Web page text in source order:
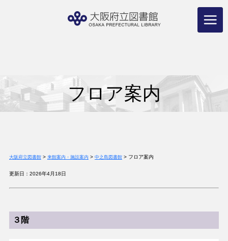
フロア案内
大阪府立図書館> 来館案内・施設案内 > 中之島図書館> フロア案内
更新日：2026年4月18日
３階